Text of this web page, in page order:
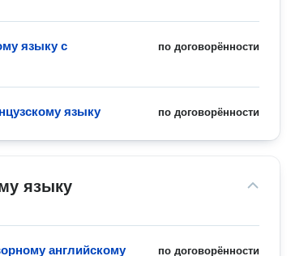
по договорённости
языку с
по договорённости
языку
языку
по договорённости
английскому